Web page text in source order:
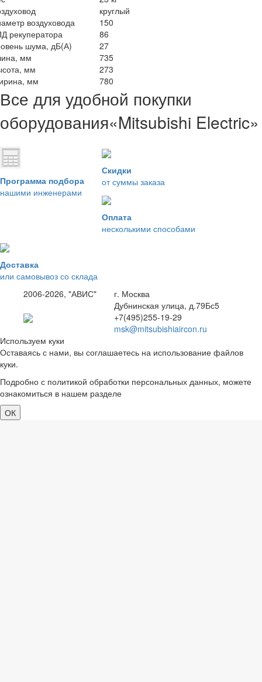
круглый
воздуховода
150
рекуператора
86
шума, дБ(А)
27
мм
735
мм
273
мм
780
Все для удобной покупки
оборудования«Mitsubishi Electric»
Программа подбора
нашими инженерами
Скидки
от суммы заказа
Оплата
несколькими способами
Доставка
или самовывоз со склада
2006-2026, "АВИС"
г. Москва
Дубнинская улица, д.79Бс5
+7(495)255-19-29
msk@mitsubishiaircon.ru
Используем куки
Оставаясь с нами, вы соглашаетесь на использование файлов
куки.
Подробно с политикой обработки персональных данных, можете
ознакомиться в нашем разделе
ОК